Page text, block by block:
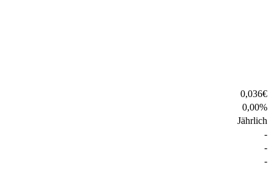
0,036€
0,00%
Jährlich
-
-
-